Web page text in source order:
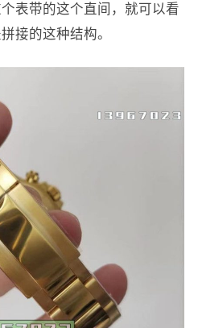
表带的这个直间，就可以看
接的这种结构。